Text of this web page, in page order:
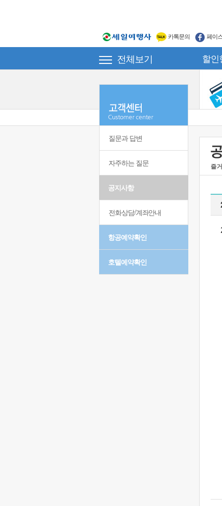
카톡문의 페이
전체보기 할인
질문과 답변
자주하는 질문
공지사항
전화상담/계좌안내
항공예약확인
호텔예약확인
즐